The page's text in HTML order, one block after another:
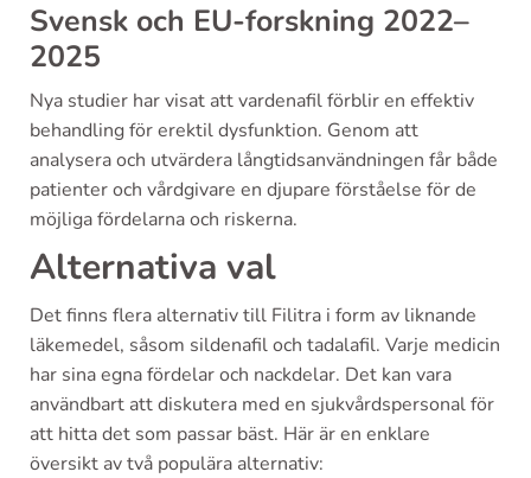
Svensk och EU-forskning 2022–
2025
Nya studier har visat att vardenafil förblir en effektiv
behandling för erektil dysfunktion. Genom att
analysera och utvärdera långtidsanvändningen får både
patienter och vårdgivare en djupare förståelse för de
möjliga fördelarna och riskerna.
Alternativa val
Det finns flera alternativ till Filitra i form av liknande
läkemedel, såsom sildenafil och tadalafil. Varje medicin
har sina egna fördelar och nackdelar. Det kan vara
användbart att diskutera med en sjukvårdspersonal för
att hitta det som passar bäst. Här är en enklare
översikt av två populära alternativ: